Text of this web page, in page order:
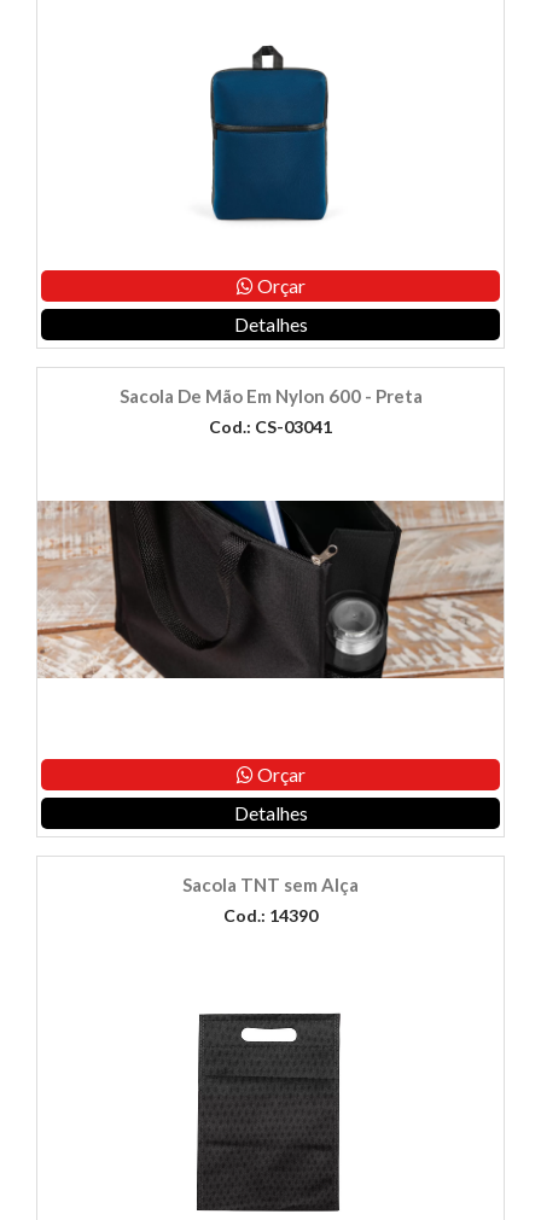
Orçar
Detalhes
Sacola De Mão Em Nylon 600 - Preta
Cod.: CS-03041
Orçar
Detalhes
Sacola TNT sem Alça
Cod.: 14390